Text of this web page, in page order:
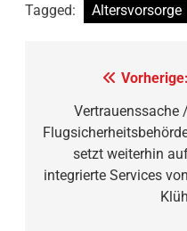
Tagged: Altersvorsorge
Vorherige:
Vertrauenssache /
setzt weiterhin
integrierte Services von
Klüh